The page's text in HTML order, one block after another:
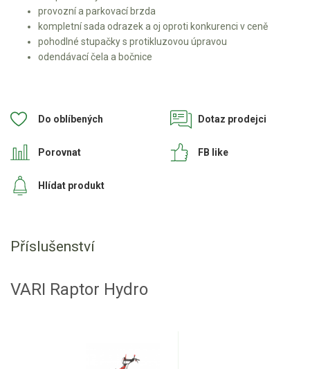
Elektrické tříkolky pracovní
Elektrické čtyřkolky
Náhradní díly pro motorové pily
Zahradní traktory
Náhradní díly pro křovinořezy
provozní a parkovací brzda
kompletní sada odrazek a oj oproti konkurenci v ceně
pohodlné stupačky s protikluzovou úpravou
odendávací čela a bočnice
Do oblíbených
Porovnat
Dotaz prodejci
Hlídat produkt
FB like
Příslušenství
VARI Raptor Hydro